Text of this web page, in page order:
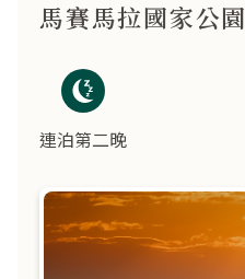
馬賽馬拉國家公園
連泊第二晚